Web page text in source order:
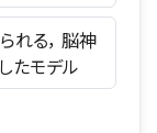
れる， 脳神
たモデル